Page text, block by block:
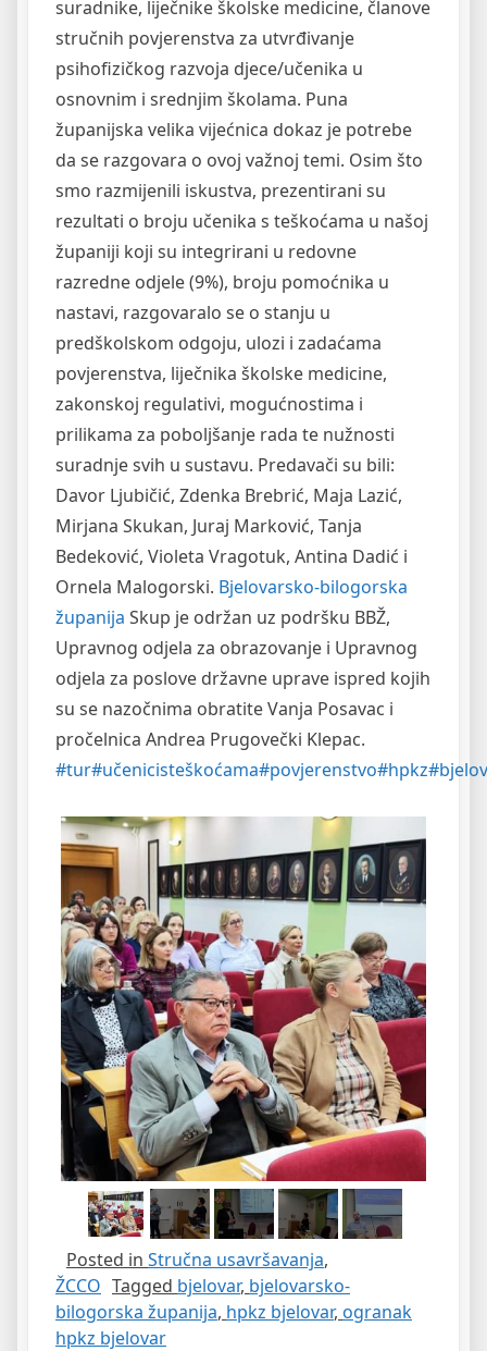
suradnike, liječnike školske medicine, članove
stručnih povjerenstva za utvrđivanje
psihofizičkog razvoja djece/učenika u
osnovnim i srednjim školama. Puna
županijska velika vijećnica dokaz je potrebe
da se razgovara o ovoj važnoj temi. Osim što
smo razmijenili iskustva, prezentirani su
rezultati o broju učenika s teškoćama u našoj
županiji koji su integrirani u redovne
razredne odjele (9%), broju pomoćnika u
nastavi, razgovaralo se o stanju u
predškolskom odgoju, ulozi i zadaćama
povjerenstva, liječnika školske medicine,
zakonskoj regulativi, mogućnostima i
prilikama za poboljšanje rada te nužnosti
suradnje svih u sustavu. Predavači su bili:
Davor Ljubičić, Zdenka Brebrić, Maja Lazić,
Mirjana Skukan, Juraj Marković, Tanja
Bedeković, Violeta Vragotuk, Antina Dadić i
Ornela Malogorski. Bjelovarsko-bilogorska
županija Skup je održan uz podršku BBŽ,
Upravnog odjela za obrazovanje i Upravnog
odjela za poslove državne uprave ispred kojih
su se nazočnima obratite Vanja Posavac i
pročelnica Andrea Prugovečki Klepac.
#tur#učenicisteškoćama#povjerenstvo#hpkz
Posted in Stručna usavršavanja,
ŽCCO Tagged bjelovar, bjelovarsko-
bilogorska županija, hpkz bjelovar, ogranak
hpkz bjelovar